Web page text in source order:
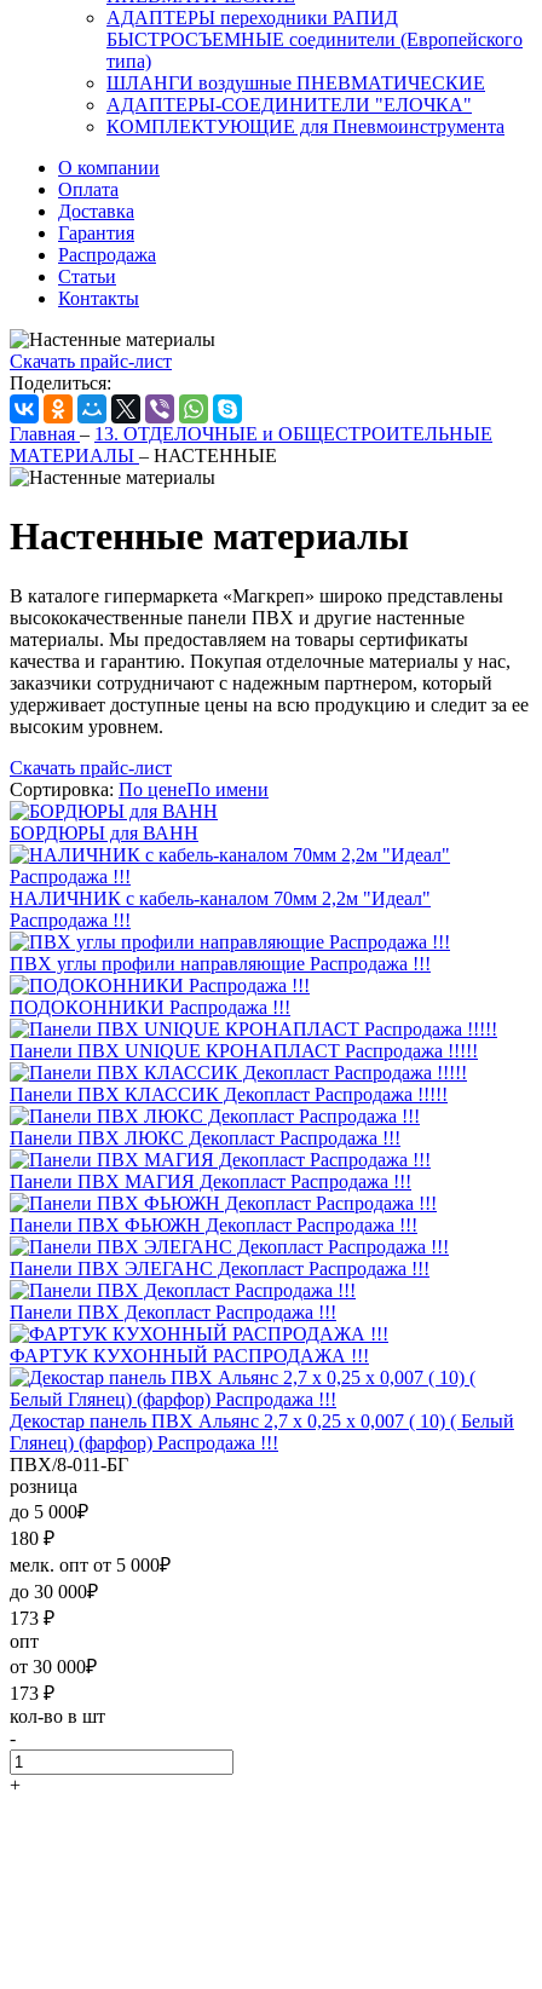
АДАПТЕРЫ переходники РАПИД
БЫСТРОСЪЕМНЫЕ соединители (Европейского
типа)
ШЛАНГИ воздушные ПНЕВМАТИЧЕСКИЕ
АДАПТЕРЫ-СОЕДИНИТЕЛИ "ЕЛОЧКА"
КОМПЛЕКТУЮЩИЕ для Пневмоинструмента
О компании
Оплата
Доставка
Гарантия
Распродажа
Статьи
Контакты
Скачать прайс-лист
Поделиться:
Главная – 13. ОТДЕЛОЧНЫЕ и ОБЩЕСТРОИТЕЛЬНЫЕ
МАТЕРИАЛЫ – НАСТЕННЫЕ
Настенные материалы
В каталоге гипермаркета «Магкреп» широко представлены
высококачественные панели ПВХ и другие настенные
материалы. Мы предоставляем на товары сертификаты
качества и гарантию. Покупая отделочные материалы у нас,
заказчики сотрудничают с надежным партнером, который
удерживает доступные цены на всю продукцию и следит за ее
высоким уровнем.
Скачать прайс-лист
Сортировка: По ценеПо имени
БОРДЮРЫ для ВАНН
НАЛИЧНИК с кабель-каналом 70мм 2,2м "Идеал"
Распродажа !!!
ПВХ углы профили направляющие Распродажа !!!
ПОДОКОННИКИ Распродажа !!!
Панели ПВХ UNIQUE КРОНАПЛАСТ Распродажа !!!!!
Панели ПВХ КЛАССИК Декопласт Распродажа !!!!!
Панели ПВХ ЛЮКС Декопласт Распродажа !!!
Панели ПВХ МАГИЯ Декопласт Распродажа !!!
Панели ПВХ ФЬЮЖН Декопласт Распродажа !!!
Панели ПВХ ЭЛЕГАНС Декопласт Распродажа !!!
Панели ПВХ Декопласт Распродажа !!!
ФАРТУК КУХОННЫЙ РАСПРОДАЖА !!!
Декостар панель ПВХ Альянс 2,7 х 0,25 х 0,007 ( 10) ( Белый
Глянец) (фарфор) Распродажа !!!
ПВХ/8-011-БГ
розница
до 5 000₽
180 ₽
мелк. опт от 5 000₽
до 30 000₽
173 ₽
опт
от 30 000₽
173 ₽
кол-во в шт
-
+